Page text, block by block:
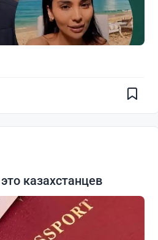
казахстанцев